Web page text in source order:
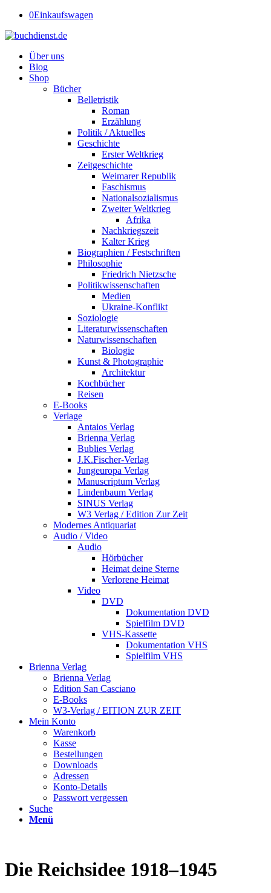
0Einkaufswagen
Über uns
Blog
Shop
Bücher
Belletristik
Roman
Erzählung
Politik / Aktuelles
Geschichte
Erster Weltkrieg
Zeitgeschichte
Weimarer Republik
Faschismus
Nationalsozialismus
Zweiter Weltkrieg
Afrika
Nachkriegszeit
Kalter Krieg
Biographien / Festschriften
Philosophie
Friedrich Nietzsche
Politikwissenschaften
Medien
Ukraine-Konflikt
Soziologie
Literaturwissenschaften
Naturwissenschaften
Biologie
Kunst & Photographie
Architektur
Kochbücher
Reisen
E-Books
Verlage
Antaios Verlag
Brienna Verlag
Bublies Verlag
J.K.Fischer-Verlag
Jungeuropa Verlag
Manuscriptum Verlag
Lindenbaum Verlag
SINUS Verlag
W3 Verlag / Edition Zur Zeit
Modernes Antiquariat
Audio / Video
Audio
Hörbücher
Heimat deine Sterne
Verlorene Heimat
Video
DVD
Dokumentation DVD
Spielfilm DVD
VHS-Kassette
Dokumentation VHS
Spielfilm VHS
Brienna Verlag
Brienna Verlag
Edition San Casciano
E-Books
W3-Verlag / EITION ZUR ZEIT
Mein Konto
Warenkorb
Kasse
Bestellungen
Downloads
Adressen
Konto-Details
Passwort vergessen
Suche
Menü
Die Reichsidee 1918–1945